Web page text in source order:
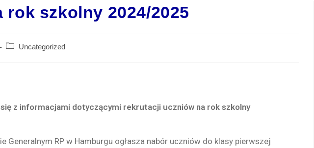
rok szkolny 2024/2025
Uncategorized
z informacjami dotyczącymi rekrutacji uczniów na rok szkolny
Generalnym RP w Hamburgu ogłasza nabór uczniów do klasy pierwszej